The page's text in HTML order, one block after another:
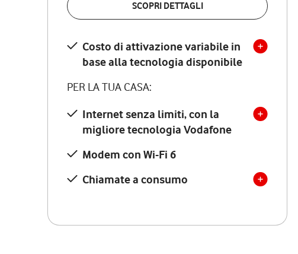
SCOPRI DETTAGLI
Costo di attivazione variabile in
base alla tecnologia disponibile
PER LA TUA CASA:
Internet senza limiti, con la
migliore tecnologia Vodafone
Modem con Wi-Fi 6
Chiamate a consumo